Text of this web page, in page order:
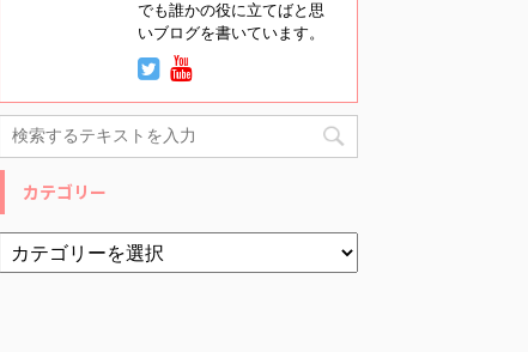
でも誰かの役に立てばと思
いブログを書いています。
カテゴリー